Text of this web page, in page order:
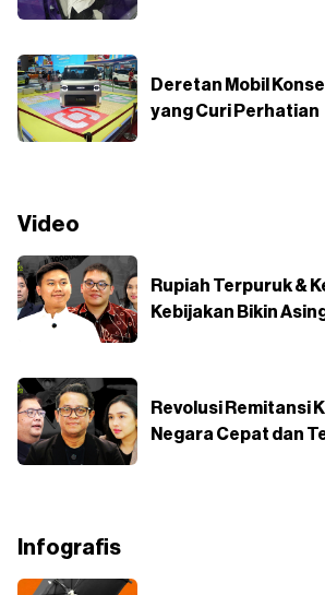
Deretan Mobil
yang Curi Perhatian
Video
Rupiah Terpuruk &
Kebijakan Bikin
Revolusi Remitansi
Negara Cepat dan
Infografis